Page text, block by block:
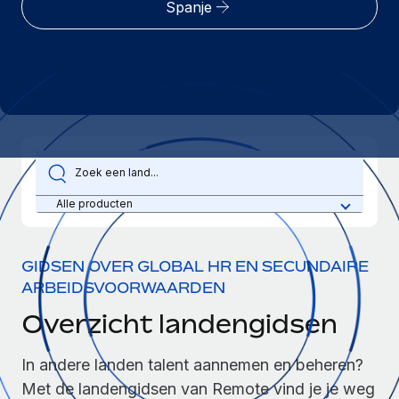
Zzp'ers internationaal onboarden en beheren
INFRASTRUCTUUR
Remote Embedded
HR naadloos in workflows integreren
Platform
Ingebouwde essentiële HR-functies voor je team
Verbinden
Nieuw
AI-tools koppelen aan Remote met onze MCP
Integraties
Processen stroomlijnen met essentiële zakelijke tools
bedrijven
Mid-market
Teams uitbreiden met HR solutions op maat
Enterprise
Global HR voor grote bedrijven
WERK MET ONS SAMEN
Strategische technologiepartners
Integreer global HR flexibel in je platform
Een partner worden
Betalingscalculator voor zzp'ers
LEREN MET REMOTE
Onderzoek en gidsen
Casestudy's
HR-woordenlijst
Checklists en templates
Bibliotheek met functiebeschrijvingen
Webinars
Evenementen
Nederlands
Deutsch
Español
Italiano
Português (Portugal)
日本語
한국어
中文（简体）
Inloggen
Spanje
Alle producten
GIDSEN OVER GLOBAL HR EN SECUNDAIRE
ARBEIDSVOORWAARDEN
Overzicht landengidsen
In andere landen talent aannemen en beheren?
Met de landengidsen van Remote vind je je weg